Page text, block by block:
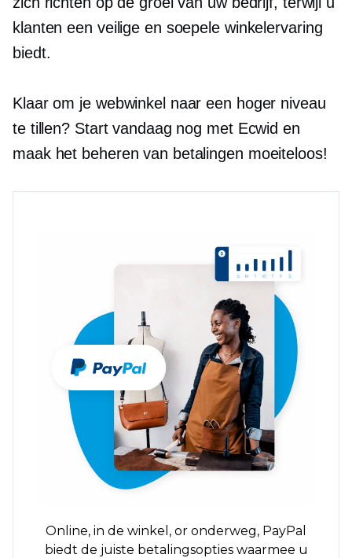
klanten een veilige en soepele winkelervaring
biedt.
Klaar om je webwinkel naar een hoger niveau
te tillen? Start vandaag nog met Ecwid en
maak het beheren van betalingen moeiteloos!
Online, in de winkel, or onderweg, PayPal
biedt de juiste betalingsopties waarmee u